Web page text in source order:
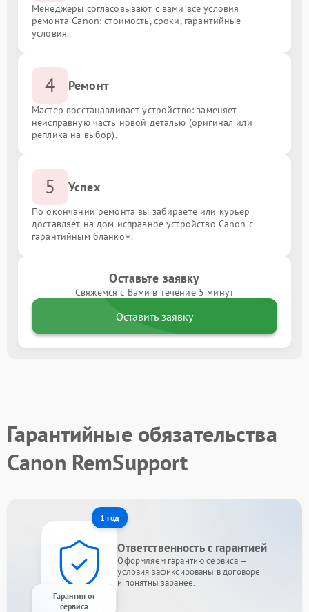
Менеджеры согласовывают с вами все условия
ремонта Canon: стоимость, сроки, гарантийные
условия.
4 Ремонт
Мастер восстанавливает устройство: заменяет
неисправную часть новой деталью (оригинал или
реплика на выбор).
5 Успех
По окончании ремонта вы забираете или курьер
доставляет на дом исправное устройство Canon с
гарантийным бланком.
Оставьте заявку
Свяжемся с Вами в течение 5 минут
Оставить заявку
Гарантийные обязательства
Canon RemSupport
1 год
Гарантия от
сервиса
Ответственность с гарантией
Оформляем гарантию сервиса —
условия зафиксированы в договоре
и понятны заранее.